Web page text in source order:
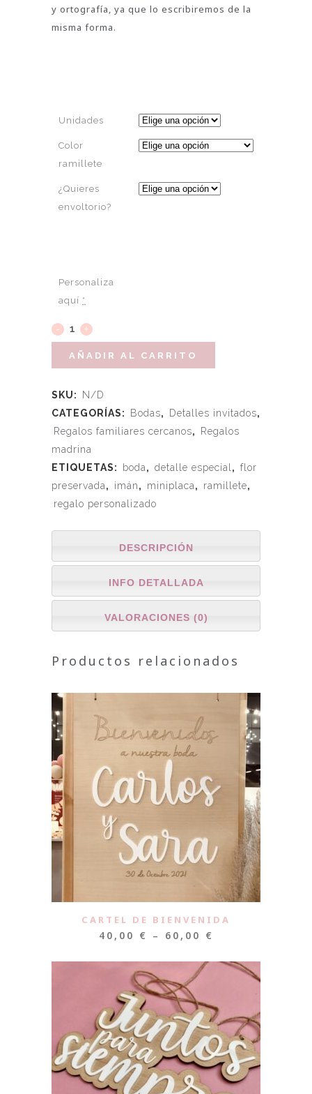
y ortografía, ya que lo escribiremos de la
misma forma.
Unidades
Color
ramillete
¿Quieres
envoltorio?
Personaliza
aquí *
AÑADIR AL CARRITO
SKU:
N/D
CATEGORÍAS:
Bodas, Detalles invitados,
Regalos familiares cercanos,
Regalos
madrina
ETIQUETAS:
boda, detalle especial, flor
preservada, imán, miniplaca, ramillete,
regalo personalizado
DESCRIPCIÓN
INFO DETALLADA
VALORACIONES (0)
Productos relacionados
CARTEL DE BIENVENIDA
40,00 € – 60,00 €